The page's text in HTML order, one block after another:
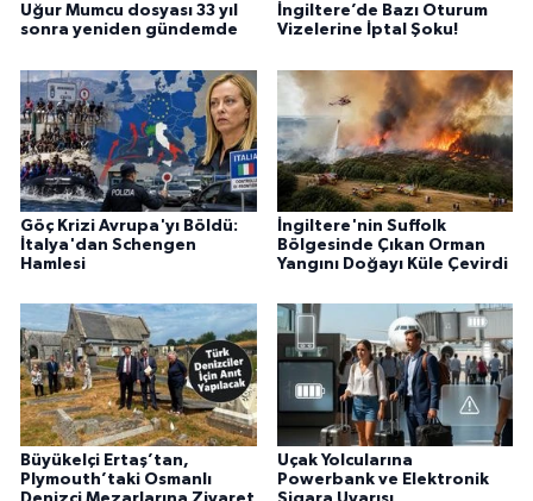
Uğur Mumcu dosyası 33 yıl
sonra yeniden gündemde
İngiltere’de Bazı Oturum
Vizelerine İptal Şoku!
Göç Krizi Avrupa'yı Böldü:
İtalya'dan Schengen
Hamlesi
İngiltere'nin Suffolk
Bölgesinde Çıkan Orman
Yangını Doğayı Küle Çevirdi
Büyükelçi Ertaş’tan,
Plymouth’taki Osmanlı
Uçak Yolcularına
Powerbank ve Elektronik